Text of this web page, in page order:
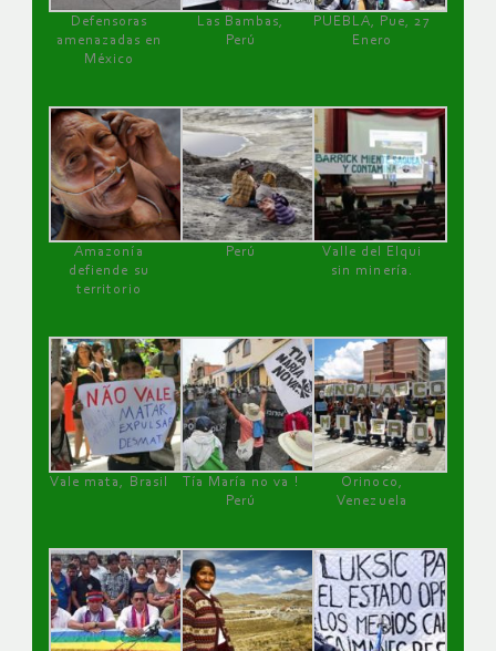
Defensoras
amenazadas en
México
Las Bambas,
Perú
PUEBLA, Pue, 27
Enero
Amazonía
defiende su
territorio
Perú
Valle del Elqui
sin minería.
Vale mata, Brasil
Tía María no va !
Perú
Orinoco,
Venezuela